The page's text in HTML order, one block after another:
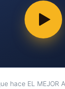
hace EL MEJOR